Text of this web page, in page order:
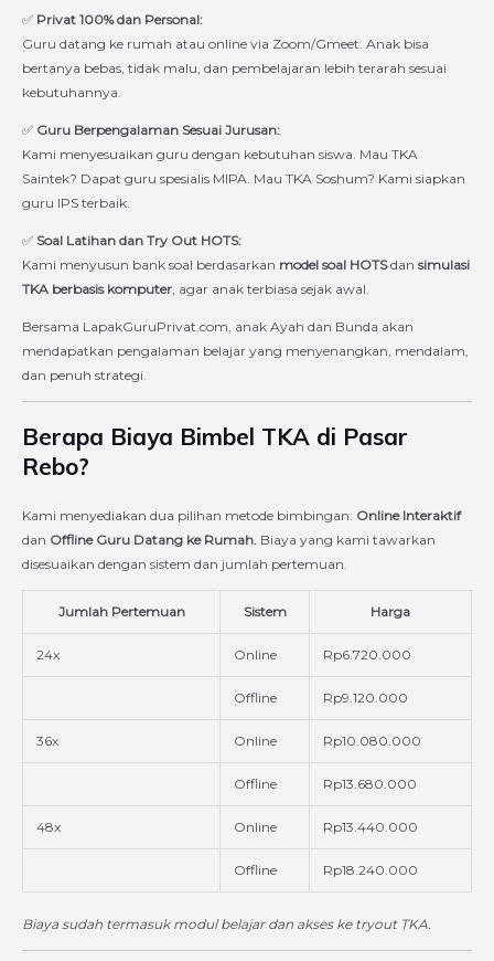
✅ Privat 100% dan Personal:
Guru datang ke rumah atau online via Zoom/Gmeet. Anak bisa
bertanya bebas, tidak malu, dan pembelajaran lebih terarah sesuai
kebutuhannya.
✅ Guru Berpengalaman Sesuai Jurusan:
Kami menyesuaikan guru dengan kebutuhan siswa. Mau TKA
Saintek? Dapat guru spesialis MIPA. Mau TKA Soshum? Kami siapkan
guru IPS terbaik.
✅ Soal Latihan dan Try Out HOTS:
Kami menyusun bank soal berdasarkan model soal HOTSdan simulasi
TKA berbasis komputer , agar anak terbiasa sejak awal.
Bersama LapakGuruPrivat.com, anak Ayah dan Bunda akan
mendapatkan pengalaman belajar yang menyenangkan, mendalam,
dan penuh strategi.
Berapa Biaya Bimbel TKA di Pasar
Rebo?
Kami menyediakan dua pilihan metode bimbingan: Online Interaktif
dan Offline Guru Datang ke Rumah. Biaya yang kami tawarkan
disesuaikan dengan sistem dan jumlah pertemuan.
Jumlah Pertemuan Sistem Harga
24x Online Rp6.720.000
Offline Rp9.120.000
36x Online Rp10.080.000
Offline Rp13.680.000
48x Online Rp13.440.000
Offline Rp18.240.000
Biaya sudah termasuk modul belajar dan akses ke tryout TKA.